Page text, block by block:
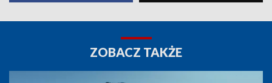
ZOBACZ TAKŻE